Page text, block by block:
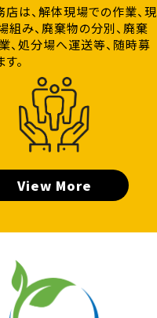
店は、解体現場での作業、現
組み、廃棄物の分別、廃棄
、処分場へ運送等、随時募
。
View More